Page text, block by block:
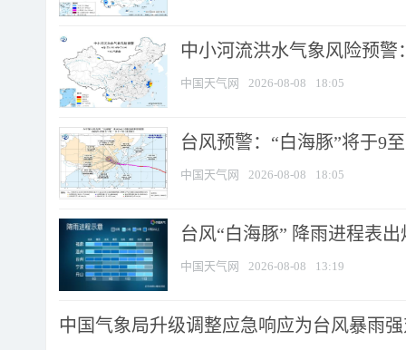
中小河流洪水气象风险预
中国天气网 2026-08-08 18:05
台风预警：“白海豚”将于9
中国天气网 2026-08-08 18:05
台风“白海豚” 降雨进程表
中国天气网 2026-08-08 13:19
中国气象局升级调整应急响应为台风暴雨